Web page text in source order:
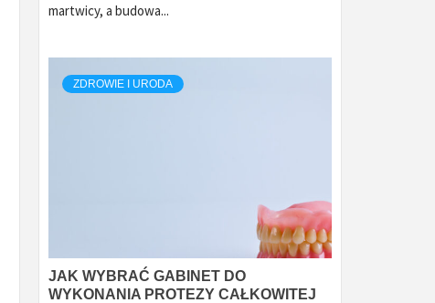
martwicy, a budowa...
ZDROWIE I URODA
JAK WYBRAĆ GABINET DO
WYKONANIA PROTEZY CAŁKOWITEJ